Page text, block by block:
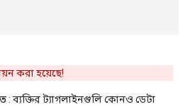
করা হয়েছে!
: ব্যক্তির ট্যাগলাইনগুলি কোনও ডেটা